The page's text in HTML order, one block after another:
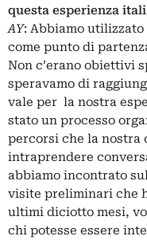
questa esperienza
AY: Abbiamo
come punto di
Non c’erano obiettivi
speravamo di
vale per la nostra
stato un processo
percorsi che la nostra
intraprendere
abbiamo incontrato
visite preliminari che
ultimi diciotto mesi,
chi potesse essere